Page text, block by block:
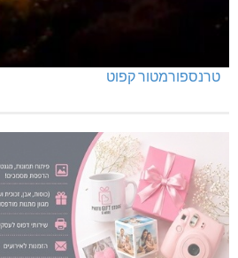
טרנספורמטור קפוט